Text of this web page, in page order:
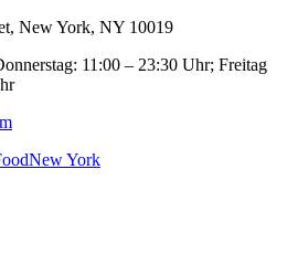
New York, NY 10019
11:00 – 23:30 Uhr; Freitag
New York